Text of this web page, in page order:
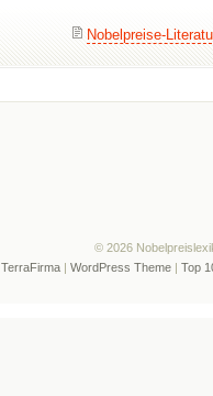
Nobelpreise-
© 2026
TerraFirma| WordPress Theme| Top